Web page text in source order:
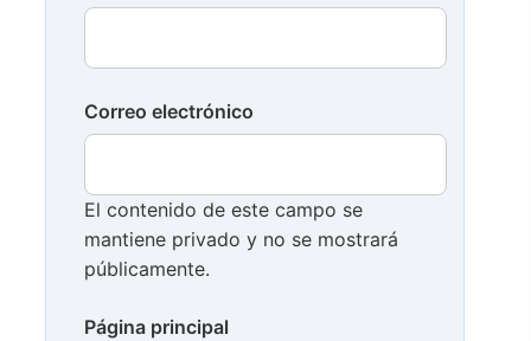
Correo electrónico
El contenido de este campo se
mantiene privado y no se mostrará
públicamente.
Página principal